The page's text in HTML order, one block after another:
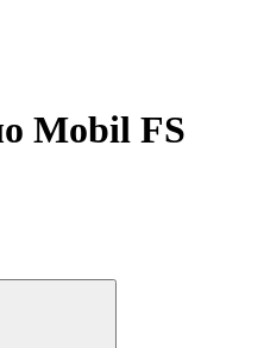
Mobil FS